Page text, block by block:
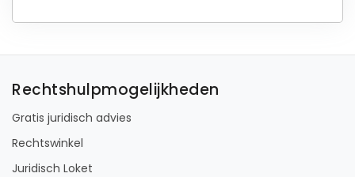
Rechtshulpmogelijkheden
Gratis juridisch advies
Rechtswinkel
Juridisch Loket